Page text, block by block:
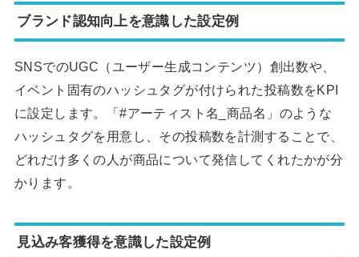
ブランド認知向上を意識した設定例
SNSでのUGC（ユーザー生成コンテンツ）創出数や、
イベント固有のハッシュタグが付けられた投稿数をKPI
に設定します。「#アーティスト名_商品名」のような
ハッシュタグを用意し、その投稿数を計測することで、
どれだけ多くの人が商品について発信してくれたかが分
かります。
見込み客獲得を意識した設定例